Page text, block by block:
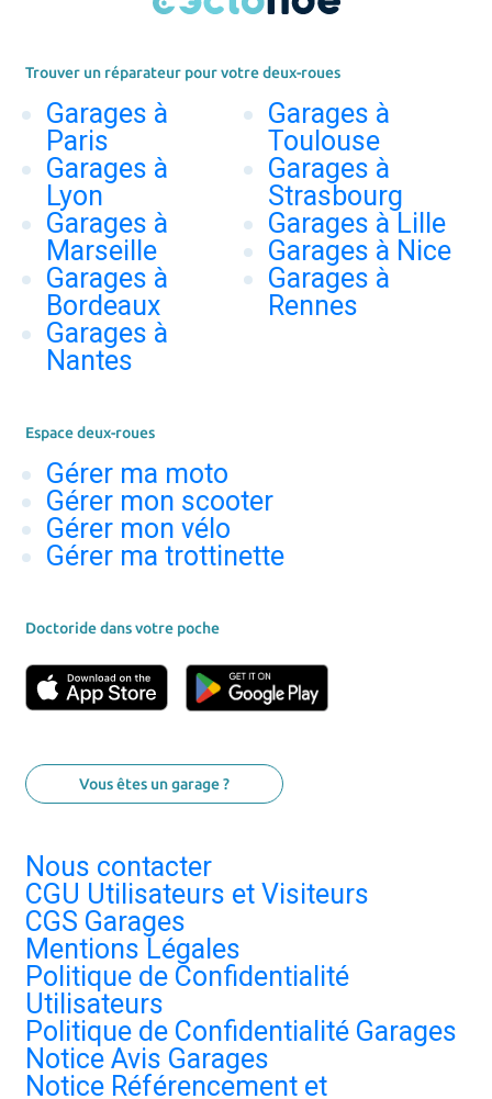
Trouver un réparateur pour votre deux-roues
Garages à
Paris
Garages à
Lyon
Garages à
Marseille
Garages à
Bordeaux
Garages à
Nantes
Garages à
Toulouse
Garages à
Strasbourg
Garages à Lille
Garages à Nice
Garages à
Rennes
Espace deux-roues
Gérer ma moto
Gérer mon scooter
Gérer mon vélo
Gérer ma trottinette
Doctoride dans votre poche
Vous êtes un garage ?
Nous contacter
CGU Utilisateurs et Visiteurs
CGS Garages
Mentions Légales
Politique de Confidentialité
Utilisateurs
Politique de Confidentialité Garages
Notice Avis Garages
Notice Référencement et